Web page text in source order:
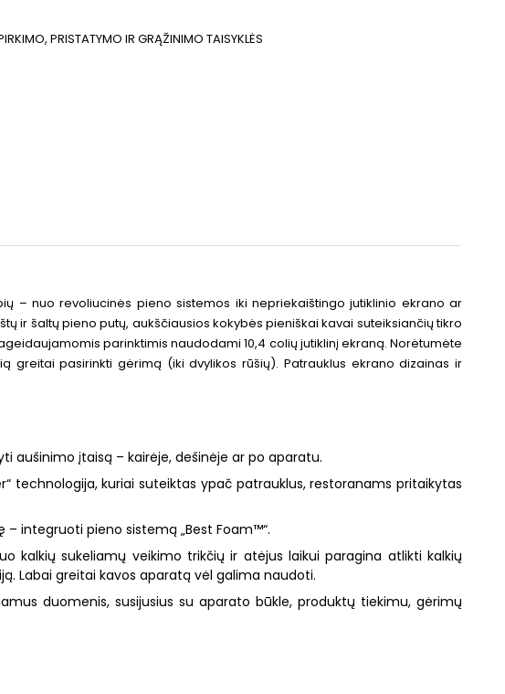
PRISTATYMO IR GRĄŽINIMO TAISYKLĖS
– nuo revoliucinės pieno sistemos iki nepriekaištingo jutiklinio ekrano ar
ir šaltų pieno putų, aukščiausios kokybės pieniškai kavai suteiksiančių tikro
parinktimis naudodami 10,4 colių jutiklinį ekraną. Norėtumėte
greitai pasirinkti gėrimą (iki dvylikos rūšių). Patrauklus ekrano dizainas ir
aušinimo įtaisą – kairėje, dešinėje ar po aparatu.
technologija, kuriai suteiktas ypač patrauklus, restoranams pritaikytas
integruoti pieno sistemą „Best Foam™“.
kalkių sukeliamų veikimo trikčių ir atėjus laikui paragina atlikti kalkių
Labai greitai kavos aparatą vėl galima naudoti.
duomenis, susijusius su aparato būkle, produktų tiekimu, gėrimų